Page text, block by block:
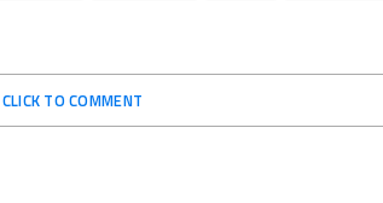
CLICK TO COMMENT